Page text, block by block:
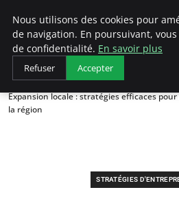
LECFCM
Accueil
Stratégies d'entrepreneuriat
Expansion locale : stratégies efficaces
la région
STRATÉGIES
Nous utilisons des cookies pour
de navigation. En poursuivant,
de confidentialité. En savoir plus
Refuser Accepter